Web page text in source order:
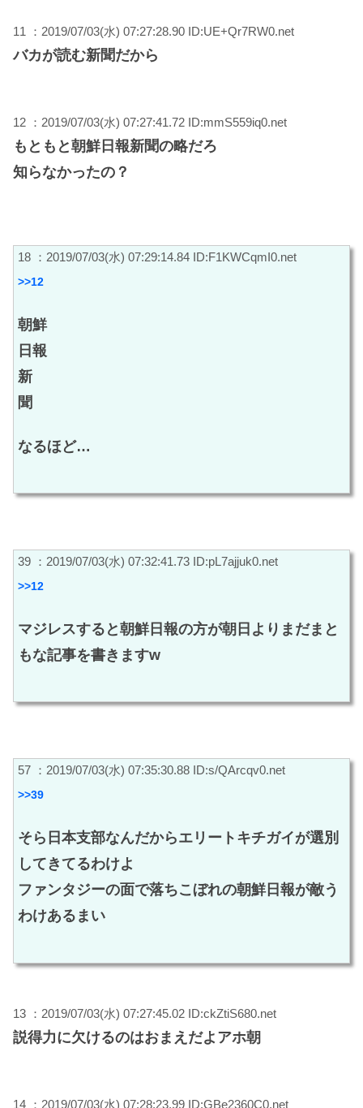
11 ：2019/07/03(水) 07:27:28.90 ID:UE+Qr7RW0.net
バカが読む新聞だから
12 ：2019/07/03(水) 07:27:41.72 ID:mmS559iq0.net
もともと朝鮮日報新聞の略だろ
知らなかったの？
18 ：2019/07/03(水) 07:29:14.84 ID:F1KWCqmI0.net
>>12
朝鮮
日報
新
聞
なるほど…
39 ：2019/07/03(水) 07:32:41.73 ID:pL7ajjuk0.net
>>12
マジレスすると朝鮮日報の方が朝日よりまだまと
もな記事を書きますw
57 ：2019/07/03(水) 07:35:30.88 ID:s/QArcqv0.net
>>39
そら日本支部なんだからエリートキチガイが選別
してきてるわけよ
ファンタジーの面で落ちこぼれの朝鮮日報が敵う
わけあるまい
13 ：2019/07/03(水) 07:27:45.02 ID:ckZtiS680.net
説得力に欠けるのはおまえだよアホ朝
14 ：2019/07/03(水) 07:28:23.99 ID:GBe2360C0.net